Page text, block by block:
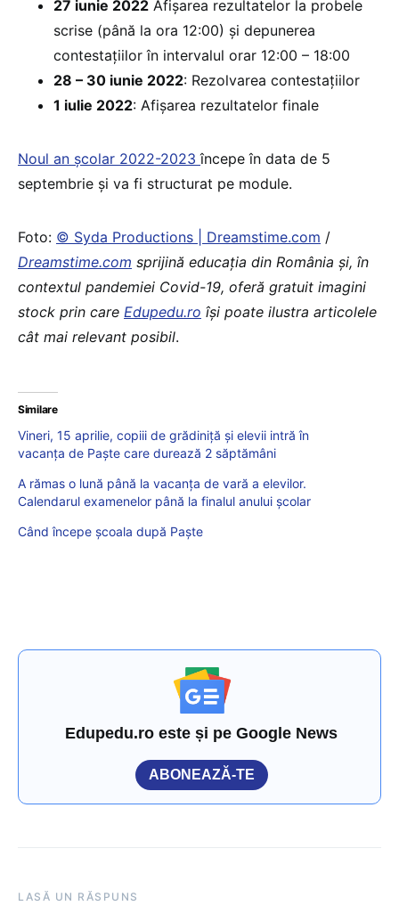
27 iunie 2022 Afișarea rezultatelor la probele
scrise (până la ora 12:00) și depunerea
contestațiilor în intervalul orar 12:00 – 18:00
28 – 30 iunie 2022: Rezolvarea contestațiilor
1 iulie 2022: Afișarea rezultatelor finale
Noul an școlar 2022-2023începe în data de 5
septembrie și va fi structurat pe module.
Foto: © Syda Productions | Dreamstime.com /
Dreamstime.com sprijină educaţia din România şi, în
contextul pandemiei Covid-19, oferă gratuit imagini
stock prin care Edupedu.ro îşi poate ilustra articolele
cât mai relevant posibil.
Similare
Vineri, 15 aprilie, copiii de grădiniță și elevii intră în
vacanța de Paște care durează 2 săptămâni
A rămas o lună până la vacanța de vară a elevilor.
Calendarul examenelor până la finalul anului școlar
Când începe școala după Paște
Edupedu.ro este și pe Google News
ABONEAZĂ-TE
LASĂ UN RĂSPUNS